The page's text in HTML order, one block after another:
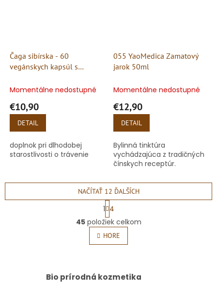
Čaga sibírska - 60
vegánskych kapsúl s
Momentálne nedostupné
€10,90
DETAIL
doplnok pri dlhodobej
starostlivosti o trávenie
055 YaoMedica Zamatový
jarok 50ml
Momentálne nedostupné
€12,90
DETAIL
Bylinná tinktúra
vychádzajúca z tradičných
čínskych receptúr.
O
v
l
á
c
i
NAČÍTAŤ 12 ĎALŠÍCH
S
t
r
á
n
k
n
1 4
45položiek celkom
HORE
Bio prírodná kozmetika